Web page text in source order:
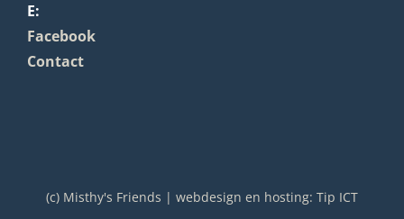
E:
Facebook
Contact
(c) Misthy's Friends | webdesign en hosting: Tip ICT